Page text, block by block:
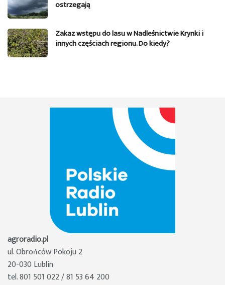
ostrzegają
Zakaz wstępu do lasu w Nadleśnictwie Krynki i
innych częściach regionu. Do kiedy?
agroradio.pl
ul. Obrońców Pokoju 2
20-030 Lublin
tel. 801 501 022 / 81 53 64 200